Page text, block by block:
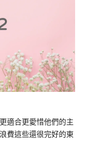
適合更愛惜他們的主
費這些還很完好的東